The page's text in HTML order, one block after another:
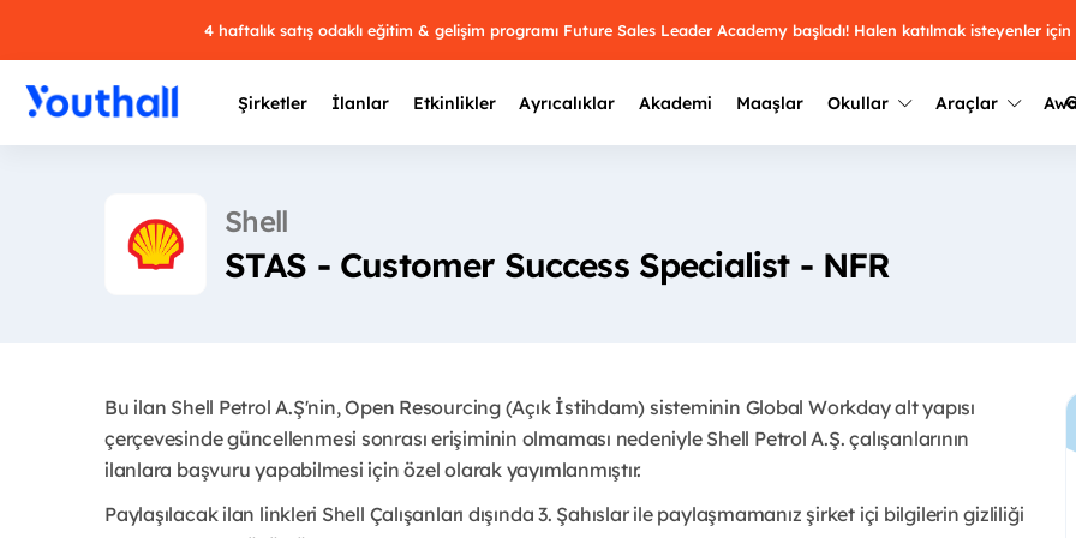
4 haftalık satış odaklı eğitim & gelişim programı Future Sales Leader Academy başladı! Halen katılmak isteyenler
Şirketler İlanlar Etkinlikler Ayrıcalıklar Akademi Maaşlar Okullar
Üniversite kulüplerini ve
keşfet.
Farklı liseleri incele ve
yakından tanı.
Araçlar
Oy ver
2025Kazananları
2022Kazananları
Shell
STAS - Customer Success Specialist - NFR
Bu ilan Shell Petrol A.Ş'nin, Open Resourcing (Açık İstihdam) sisteminin Global Workday alt yapısı
çerçevesinde güncellenmesi sonrası erişiminin olmaması nedeniyle Shell Petrol A.Ş. çalışanlarının
ilanlara başvuru yapabilmesi için özel olarak yayımlanmıştır. ​
Paylaşılacak ilan linkleri Shell Çalışanları dışında 3. Şahıslar ile paylaşmamanız şirket içi bilgilerin gizliliği